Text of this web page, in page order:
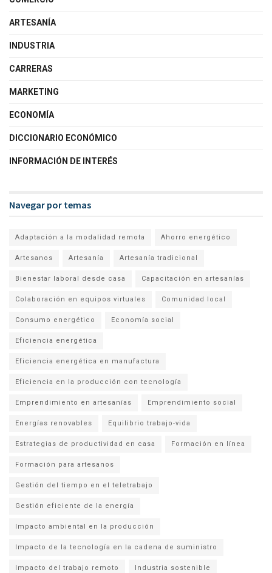
ARTESANÍA
INDUSTRIA
CARRERAS
MARKETING
ECONOMÍA
DICCIONARIO ECONÓMICO
INFORMACIÓN DE INTERÉS
Navegar por temas
Adaptación a la modalidad remota Ahorro energético
Artesanos Artesanía Artesanía tradicional
Bienestar laboral desde casa Capacitación en artesanías
Colaboración en equipos virtuales Comunidad local
Consumo energético Economía social
Eficiencia energética
Eficiencia energética en manufactura
Eficiencia en la producción con tecnología
Emprendimiento en artesanías Emprendimiento social
Energías renovables Equilibrio trabajo-vida
Estrategias de productividad en casa Formación en línea
Formación para artesanos
Gestión del tiempo en el teletrabajo
Gestión eficiente de la energía
Impacto ambiental en la producción
Impacto de la tecnología en la cadena de suministro
Impacto del trabajo remoto Industria sostenible